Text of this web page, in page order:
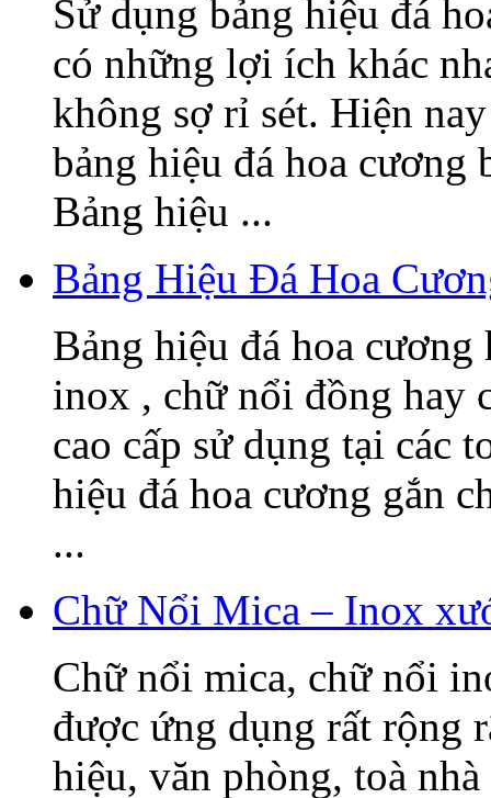
Sử dụng bảng hiệu đá
có những lợi ích khác
không sợ rỉ sét. Hiện
bảng hiệu đá hoa
Bảng hiệu ...
Bảng Hiệu Đá Hoa
Bảng hiệu đá hoa
inox , chữ nổi đồng hay
cao cấp sử dụng tại các
hiệu đá hoa cương gắn
...
Chữ Nổi Mica – Inox
Chữ nổi mica, chữ nổi
được ứng dụng rất rộng
hiệu, văn phòng, toà